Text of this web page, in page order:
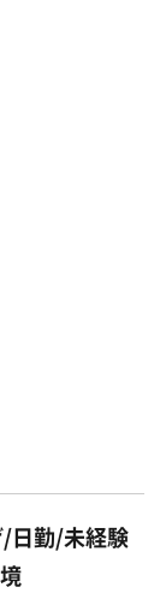
日勤/未経験